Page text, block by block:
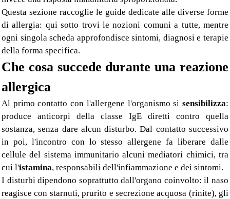
Questa sezione raccoglie le guide dedicate alle diverse forme
di allergia: qui sotto trovi le nozioni comuni a tutte, mentre
ogni singola scheda approfondisce sintomi, diagnosi e terapie
della forma specifica.
Che cosa succede durante una reazione
allergica
Al primo contatto con l'allergene l'organismo si sensibilizza:
produce anticorpi della classe IgE diretti contro quella
sostanza, senza dare alcun disturbo. Dal contatto successivo
in poi, l'incontro con lo stesso allergene fa liberare dalle
cellule del sistema immunitario alcuni mediatori chimici, tra
cui l'istamina, responsabili dell'infiammazione e dei sintomi.
I disturbi dipendono soprattutto dall'organo coinvolto: il naso
reagisce con starnuti, prurito e secrezione acquosa (rinite), gli